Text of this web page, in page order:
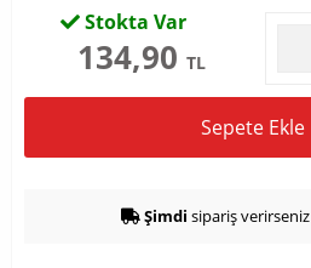
Stokta Var
134,90 TL
Sepete Ekle
Şimdi sipariş verirseniz